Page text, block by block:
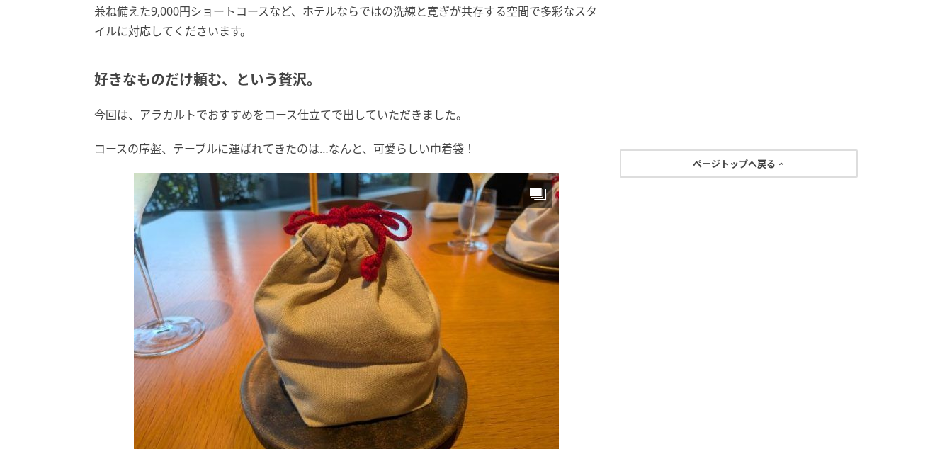
兼ね備えた9,000円ショートコースなど、ホテルならではの洗練と寛ぎが共存する空間で多彩なスタ
イルに対応してくださいます。
好きなものだけ頼む、という贅沢。
今回は、アラカルトでおすすめをコース仕立てで出していただきました。
コースの序盤、テーブルに運ばれてきたのは…なんと、可愛らしい巾着袋！
ページトップへ戻る